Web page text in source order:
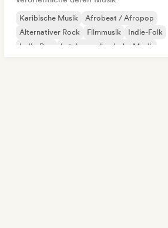
Karibische Musik
Afrobeat / Afropop
Alternativer Rock
Filmmusik
Indie-Folk
Indie-Pop
Lateinamerikanische Musik